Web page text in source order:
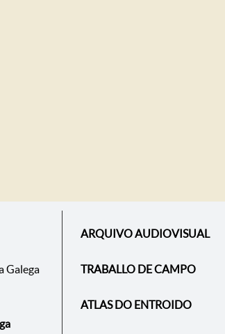
Galega
ARQUIVO AUDIOVISUAL
TRABALLO DE CAMPO
ATLAS DO ENTROIDO